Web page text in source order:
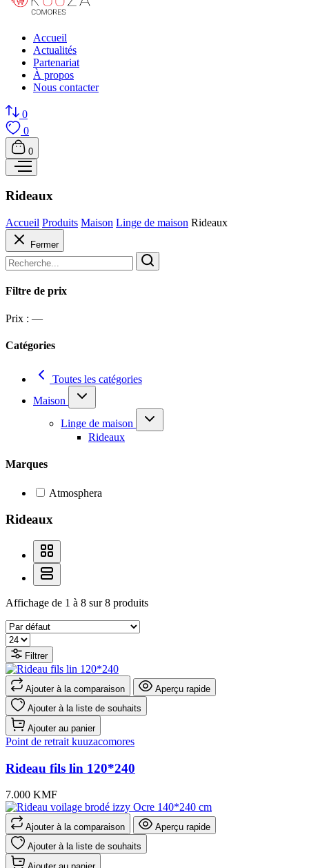
Accueil
Actualités
Partenariat
À propos
Nous contacter
0
0
0
Rideaux
Accueil Produits Maison Linge de maison Rideaux
Fermer
Filtre de prix
Prix : —
Catégories
Toutes les catégories
Maison
Linge de maison
Rideaux
Marques
Atmosphera
Rideaux
Affichage de 1 à 8 sur 8 produits
Filtrer
Ajouter à la comparaison
Aperçu rapide
Ajouter à la liste de souhaits
Ajouter au panier
Point de retrait kuuzacomores
Rideau fils lin 120*240
7.000 KMF
Ajouter à la comparaison
Aperçu rapide
Ajouter à la liste de souhaits